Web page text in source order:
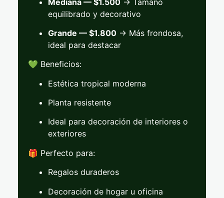
equilibrado y decorativo
Grande — $1.800 → Más frondosa,
ideal para destacar
💚 Beneficios:
Estética tropical moderna
Planta resistente
Ideal para decoración de interiores o
exteriores
🎁 Perfecto para:
Regalos duraderos
Decoración de hogar u oficina